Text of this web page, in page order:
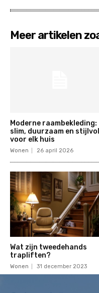
Meer artikelen
Moderne raambekleding:
slim, duurzaam en stijlvol
voor elk huis
Wonen 26 april 2026
Wat zijn tweedehands
trapliften?
Wonen 31 december 2023